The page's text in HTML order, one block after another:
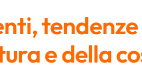
e della